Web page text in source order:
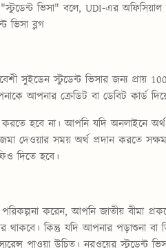
ভিসা" বলে, UDI-এর
ভিসা ব্লগ
সুইডেন স্টুডেন্ট ভিসার জন্য প্রায়
আপনার ক্রেডিট বা ডেবিট কার্ড
হবে না। আপনি যদি অনলাইনে অর্থ
দেওয়ার সময় অর্থ প্রদান করতে
দিতে হবে।
করেন, আপনি জাতীয় বীমা
থাকবে। কিন্তু যদি আপনার পড়াশুনা